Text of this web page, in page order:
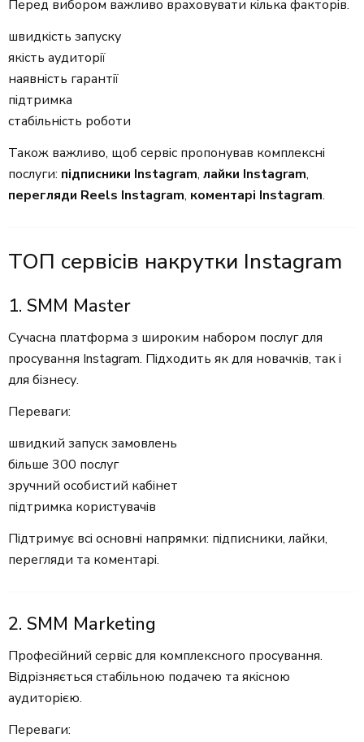
Перед вибором важливо враховувати кілька факторів.
швидкість запуску
якість аудиторії
наявність гарантії
підтримка
стабільність роботи
Також важливо, щоб сервіс пропонував комплексні
послуги: підписники Instagram, лайки Instagram,
перегляди Reels Instagram, коментарі Instagram.
ТОП сервісів накрутки Instagram
1. SMM Master
Сучасна платформа з широким набором послуг для
просування Instagram. Підходить як для новачків, так і
для бізнесу.
Переваги:
швидкий запуск замовлень
більше 300 послуг
зручний особистий кабінет
підтримка користувачів
Підтримує всі основні напрямки: підписники, лайки,
перегляди та коментарі.
2. SMM Marketing
Професійний сервіс для комплексного просування.
Відрізняється стабільною подачею та якісною
аудиторією.
Переваги: